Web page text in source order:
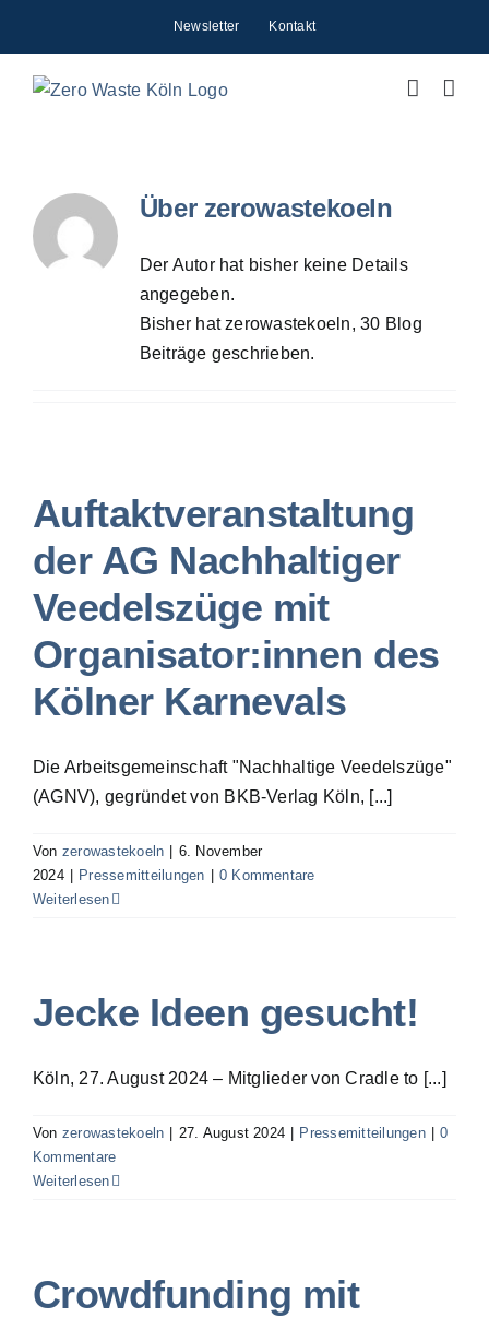
springen
Newsletter Kontakt
Über zerowastekoeln
Der Autor hat bisher keine Details
angegeben.
Bisher hat zerowastekoeln, 30 Blog
Beiträge geschrieben.
Auftaktveranstaltung
der AG Nachhaltiger
Veedelszüge mit
Organisator:innen des
Kölner Karnevals
Die Arbeitsgemeinschaft "Nachhaltige Veedelszüge"
(AGNV), gegründet von BKB-Verlag Köln, [...]
Von zerowastekoeln
6. November
2024
Pressemitteilungen
0 Kommentare
Weiterlesen
Jecke Ideen gesucht!
Köln, 27. August 2024 – Mitglieder von Cradle to [...]
Von zerowastekoeln 27. August 2024 Pressemitteilungen
0
Kommentare
Weiterlesen
Crowdfunding mit